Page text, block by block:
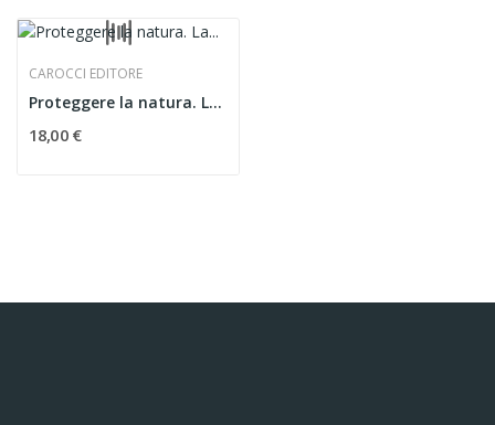
CAROCCI EDITORE
Proteggere la natura. La tutela del territorio...
18,00 €